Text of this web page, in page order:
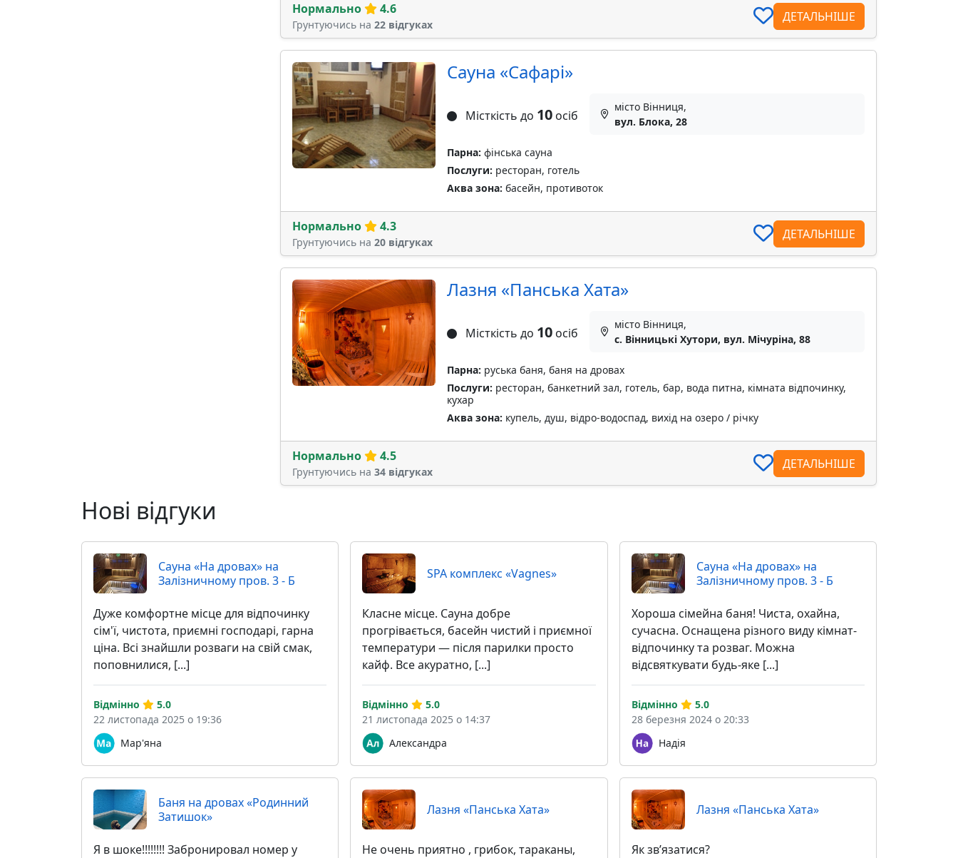
Нормально 4.6
Грунтуючись на 22 відгуках
ДЕТАЛЬНІШЕ
Сауна «Сафарі»
Місткість до 10осіб
місто Вінниця,
вул. Блока, 28
Парна: фінська сауна
Послуги: ресторан, готель
Аква зона: басейн, противоток
Нормально 4.3
Грунтуючись на 20 відгуках
ДЕТАЛЬНІШЕ
Лазня «Панська Хата»
Місткість до 10осіб
місто Вінниця,
с. Вінницькі Хутори, вул. Мічуріна, 88
Парна: руська баня, баня на дровах
Послуги: ресторан, банкетний зал, готель, бар, вода питна, кімната відпочинку,
кухар
Аква зона: купель, душ, відро-водоспад, вихід на озеро / річку
Нормально 4.5
Грунтуючись на 34 відгуках
ДЕТАЛЬНІШЕ
Нові відгуки
Сауна «На дровах» на
Залізничному пров. 3 - Б
Дуже комфортне місце для відпочинку
сім'ї, чистота, приємні господарі, гарна
ціна. Всі знайшли розваги на свій смак,
поповнилися, [...]
Мар'яна
Відмінно
5.0
22 листопада 2025 о 19:36
SPA комплекс «Vagnes»
Класне місце. Сауна добре
прогрівається, басейн чистий і приємної
температури — після парилки просто
кайф. Все акуратно, [...]
Александра
Відмінно
5.0
21 листопада 2025 о 14:37
Сауна «На дровах» на
Залізничному пров. 3 - Б
Хороша сімейна баня! Чиста, охайна,
сучасна. Оснащена різного виду кімнат-
відпочинку та розваг. Можна
відсвяткувати будь-яке [...]
Надія
Відмінно
5.0
28 березня 2024 о 20:33
Баня на дровах «Родинний
Затишок»
Я в шоке!!!!!!!! Забронировал номер у
Лазня «Панська Хата»
Не очень приятно , грибок, тараканы,
Лазня «Панська Хата»
Як звʼязатися?